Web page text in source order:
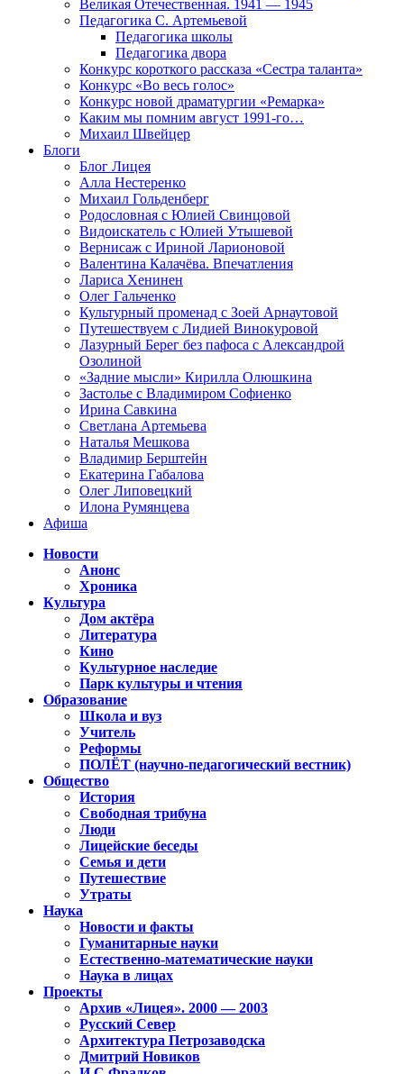
Великая Отечественная. 1941 — 1945
Педагогика С. Артемьевой
Педагогика школы
Педагогика двора
Конкурс короткого рассказа «Сестра таланта»
Конкурс «Во весь голос»
Конкурс новой драматургии «Ремарка»
Каким мы помним август 1991-го…
Михаил Швейцер
Блоги
Блог Лицея
Алла Нестеренко
Михаил Гольденберг
Родословная с Юлией Свинцовой
Видоискатель с Юлией Утышевой
Вернисаж с Ириной Ларионовой
Валентина Калачёва. Впечатления
Лариса Хенинен
Олег Гальченко
Культурный променад с Зоей Арнаутовой
Путешествуем с Лидией Винокуровой
Лазурный Берег без пафоса с Александрой
Озолиной
«Задние мысли» Кирилла Олюшкина
Застолье с Владимиром Софиенко
Ирина Савкина
Светлана Артемьева
Наталья Мешкова
Владимир Берштейн
Екатерина Габалова
Олег Липовецкий
Илона Румянцева
Афиша
Новости
Анонс
Хроника
Культура
Дом актёра
Литература
Кино
Культурное наследие
Парк культуры и чтения
Образование
Школа и вуз
Учитель
Реформы
ПОЛЁТ (научно-педагогический вестник)
Общество
История
Свободная трибуна
Люди
Лицейские беседы
Семья и дети
Путешествие
Утраты
Наука
Новости и факты
Гуманитарные науки
Естественно-математические науки
Наука в лицах
Проекты
Архив «Лицея». 2000 — 2003
Русский Север
Архитектура Петрозаводска
Дмитрий Новиков